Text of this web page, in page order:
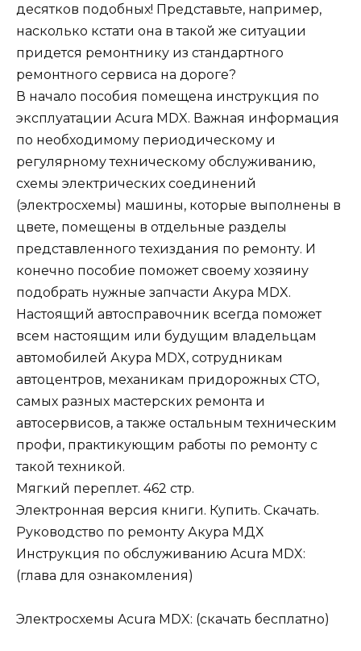
десятков подобных! Представьте, например,
насколько кстати она в такой же ситуации
придется ремонтнику из стандартного
ремонтного сервиса на дороге?
В начало пособия помещена инструкция по
эксплуатации Acura MDX. Важная информация
по необходимому периодическому и
регулярному техническому обслуживанию,
схемы электрических соединений
(электросхемы) машины, которые выполнены в
цвете, помещены в отдельные разделы
представленного техиздания по ремонту. И
конечно пособие поможет своему хозяину
подобрать нужные запчасти Акура MDX.
Настоящий автосправочник всегда поможет
всем настоящим или будущим владельцам
автомобилей Акура MDX, сотрудникам
автоцентров, механикам придорожных СТО,
самых разных мастерских ремонта и
автосервисов, а также остальным техническим
профи, практикующим работы по ремонту с
такой техникой.
Мягкий переплет. 462 стр.
Электронная версия книги. Купить. Скачать.
Руководство по ремонту Акура МДХ
Инструкция по обслуживанию Acura MDX:
(глава для ознакомления)
Электросхемы Acura MDX: (скачать бесплатно)